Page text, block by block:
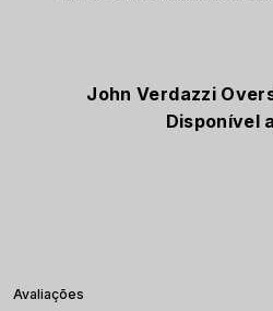
John Verdazzi
Disponível